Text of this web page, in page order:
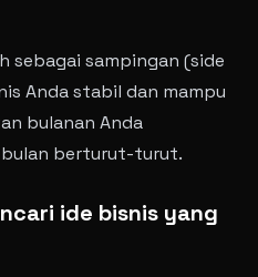
sebagai sampingan (side
Anda stabil dan mampu
bulanan Anda
bulan berturut-turut.
ide bisnis yang